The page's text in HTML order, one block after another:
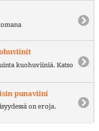
kuohuviiniä. Katso
punaviini
on eroja.